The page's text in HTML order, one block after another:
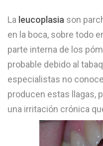
La leucoplasia son
en la boca, sobre todo
parte interna de los
probable debido al
especialistas no
producen estas llagas,
una irritación crónica